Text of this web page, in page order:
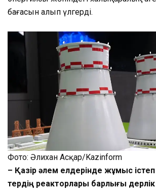
бағасын алып үлгерді.
Фото: Әлихан Асқар/Kazinform
– Қазір әлем елдерінде жұмыс
тердің реакторлары барлығы